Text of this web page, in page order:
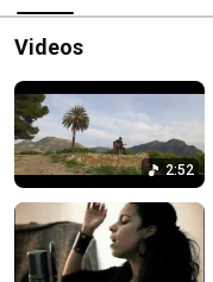
Videos
2:52